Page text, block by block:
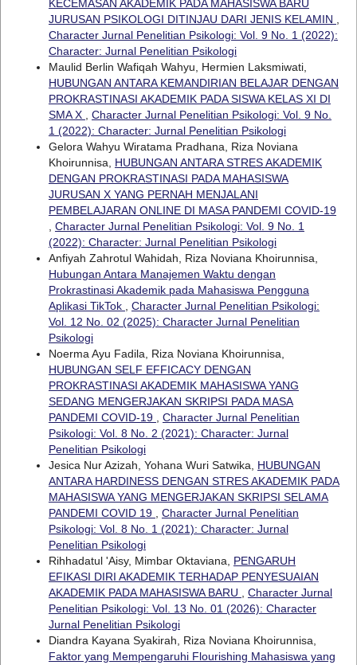
KECEMASAN AKADEMIK PADA MAHASISWA BARU
JURUSAN PSIKOLOGI DITINJAU DARI JENIS KELAMIN ,
Character Jurnal Penelitian Psikologi: Vol. 9 No. 1 (2022):
Character: Jurnal Penelitian Psikologi
Maulid Berlin Wafiqah Wahyu, Hermien Laksmiwati,
HUBUNGAN ANTARA KEMANDIRIAN BELAJAR DENGAN
PROKRASTINASI AKADEMIK PADA SISWA KELAS XI DI
SMA X , Character Jurnal Penelitian Psikologi: Vol. 9 No.
1 (2022): Character: Jurnal Penelitian Psikologi
Gelora Wahyu Wiratama Pradhana, Riza Noviana
Khoirunnisa, HUBUNGAN ANTARA STRES AKADEMIK
DENGAN PROKRASTINASI PADA MAHASISWA
JURUSAN X YANG PERNAH MENJALANI
PEMBELAJARAN ONLINE DI MASA PANDEMI COVID-19
, Character Jurnal Penelitian Psikologi: Vol. 9 No. 1
(2022): Character: Jurnal Penelitian Psikologi
Anfiyah Zahrotul Wahidah, Riza Noviana Khoirunnisa,
Hubungan Antara Manajemen Waktu dengan
Prokrastinasi Akademik pada Mahasiswa Pengguna
Aplikasi TikTok , Character Jurnal Penelitian Psikologi:
Vol. 12 No. 02 (2025): Character Jurnal Penelitian
Psikologi
Noerma Ayu Fadila, Riza Noviana Khoirunnisa,
HUBUNGAN SELF EFFICACY DENGAN
PROKRASTINASI AKADEMIK MAHASISWA YANG
SEDANG MENGERJAKAN SKRIPSI PADA MASA
PANDEMI COVID-19 , Character Jurnal Penelitian
Psikologi: Vol. 8 No. 2 (2021): Character: Jurnal
Penelitian Psikologi
Jesica Nur Azizah, Yohana Wuri Satwika, HUBUNGAN
ANTARA HARDINESS DENGAN STRES AKADEMIK PADA
MAHASISWA YANG MENGERJAKAN SKRIPSI SELAMA
PANDEMI COVID 19 , Character Jurnal Penelitian
Psikologi: Vol. 8 No. 1 (2021): Character: Jurnal
Penelitian Psikologi
Rihhadatul 'Aisy, Mimbar Oktaviana, PENGARUH
EFIKASI DIRI AKADEMIK TERHADAP PENYESUAIAN
AKADEMIK PADA MAHASISWA BARU , Character Jurnal
Penelitian Psikologi: Vol. 13 No. 01 (2026): Character
Jurnal Penelitian Psikologi
Diandra Kayana Syakirah, Riza Noviana Khoirunnisa,
Faktor yang Mempengaruhi Flourishing Mahasiswa yang